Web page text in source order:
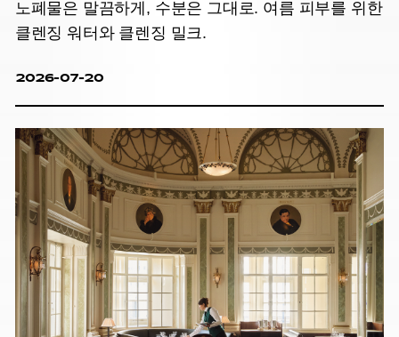
노폐물은 말끔하게, 수분은 그대로. 여름 피부를 위한
클렌징 워터와 클렌징 밀크.
2026-07-20